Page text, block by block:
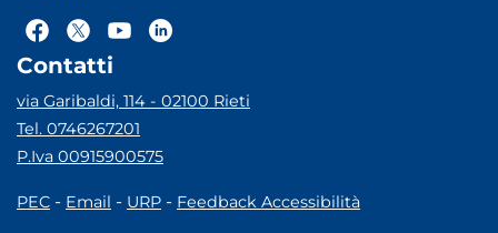
Contatti
via Garibaldi, 114 - 02100 Rieti
Tel. 0746267201
P.Iva 00915900575
PEC - Email - URP - Feedback Accessibilità